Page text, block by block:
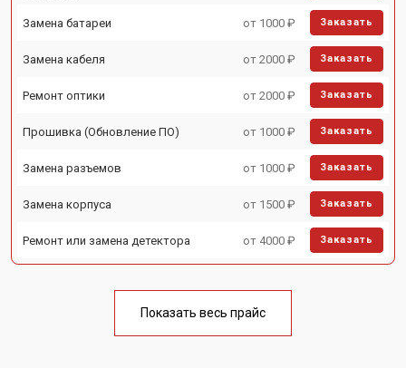
Замена батареи от 1000 ₽ Заказать
Замена кабеля от 2000 ₽ Заказать
Ремонт оптики от 2000 ₽ Заказать
Прошивка (Обновление ПО) от 1000 ₽ Заказать
Замена разъемов от 1000 ₽ Заказать
Замена корпуса от 1500 ₽ Заказать
Ремонт или замена детектора от 4000 ₽ Заказать
Показать весь прайс